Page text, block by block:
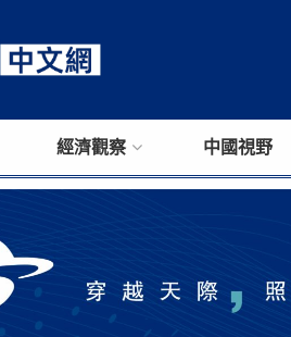
經濟觀察 中國視野